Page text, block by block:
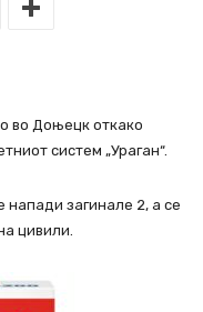
во Доњецк откако
систем „Ураган“.
загинале 2, а се
цивили.